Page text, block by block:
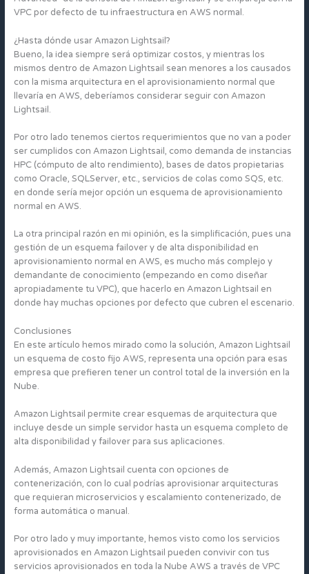
VPC por defecto de tu infraestructura en AWS normal.
¿Hasta dónde usar Amazon Lightsail?
Bueno, la idea siempre será optimizar costos, y mientras los
mismos dentro de Amazon Lightsail sean menores a los causados
con la misma arquitectura en el aprovisionamiento normal que
llevaría en AWS, deberíamos considerar seguir con Amazon
Lightsail.
Por otro lado tenemos ciertos requerimientos que no van a poder
ser cumplidos con Amazon Lightsail, como demanda de instancias
HPC (cómputo de alto rendimiento), bases de datos propietarias
como Oracle, SQLServer, etc., servicios de colas como SQS, etc.
en donde sería mejor opción un esquema de aprovisionamiento
normal en AWS.
La otra principal razón en mi opinión, es la simplificación, pues una
gestión de un esquema failover y de alta disponibilidad en
aprovisionamiento normal en AWS, es mucho más complejo y
demandante de conocimiento (empezando en como diseñar
apropiadamente tu VPC), que hacerlo en Amazon Lightsail en
donde hay muchas opciones por defecto que cubren el escenario.
Conclusiones
En este artículo hemos mirado como la solución, Amazon Lightsail
un esquema de costo fijo AWS, representa una opción para esas
empresa que prefieren tener un control total de la inversión en la
Nube.
Amazon Lightsail permite crear esquemas de arquitectura que
incluye desde un simple servidor hasta un esquema completo de
alta disponibilidad y failover para sus aplicaciones.
Además, Amazon Lightsail cuenta con opciones de
contenerización, con lo cual podrías aprovisionar arquitecturas
que requieran microservicios y escalamiento contenerizado, de
forma automática o manual.
Por otro lado y muy importante, hemos visto como los servicios
aprovisionados en Amazon Lightsail pueden convivir con tus
servicios aprovisionados en toda la Nube AWS a través de VPC